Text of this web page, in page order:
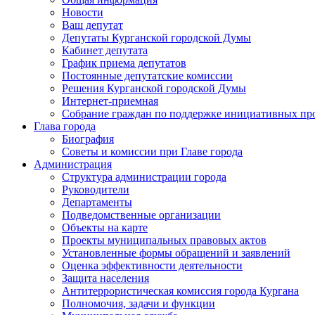
Новости
Ваш депутат
Депутаты Курганской городской Думы
Кабинет депутата
График приема депутатов
Постоянные депутатские комиссии
Решения Курганской городской Думы
Интернет-приемная
Собрание граждан по поддержке инициативных
Глава города
Биография
Советы и комиссии при Главе города
Администрация
Структура администрации города
Руководители
Департаменты
Подведомственные организации
Объекты на карте
Проекты муниципальных правовых актов
Установленные формы обращений и заявлений
Оценка эффективности деятельности
Защита населения
Антитеррористическая комиссия города Кургана
Полномочия, задачи и функции